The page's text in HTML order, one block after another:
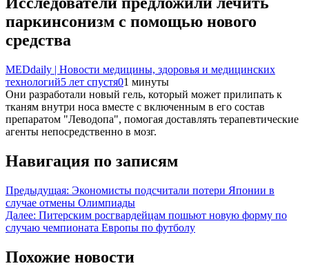
паркинсонизм с помощью нового
средства
MEDdaily | Hовости медицины, здоровья и медицинских
технологий5 лет спустя01 минуты
Они разработали новый гель, который может прилипать к
тканям внутри носа вместе с включенным в его состав
препаратом "Леводопа", помогая доставлять терапевтические
агенты непосредственно в мозг.
Навигация по записям
Предыдущая: Экономисты подсчитали потери Японии в
случае отмены Олимпиады
Далее: Питерским росгвардейцам пошьют новую форму по
случаю чемпионата Европы по футболу
Похожие новости